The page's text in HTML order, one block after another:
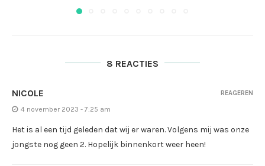
8 REACTIES
NICOLE
4 november 2023 - 7:25 am
Het is al een tijd geleden dat wij er waren. Volgens mij was onze
jongste nog geen 2. Hopelijk binnenkort weer heen!
REAGEREN